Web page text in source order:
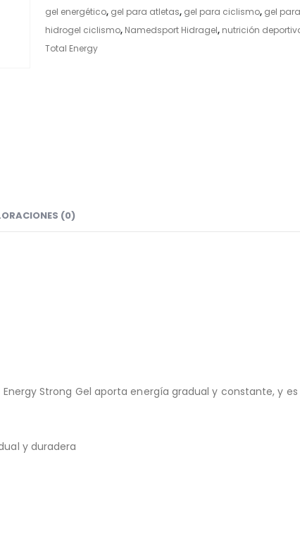
gel energético, gel para atletas, gel para ciclismo, gel
hidrogel ciclismo, Namedsport Hidragel, nutrición
Total Energy
(0)
Strong Gel aporta energía gradual y constante, y
y duradera